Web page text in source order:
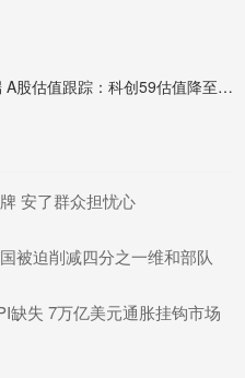
都优配送端 A股估值跟踪：科创59估值降至80.7%分位，创业板降至28.7%分位
安了群众担忧心
被迫削减四分之一维和部队
缺失 7万亿美元通胀挂钩市场